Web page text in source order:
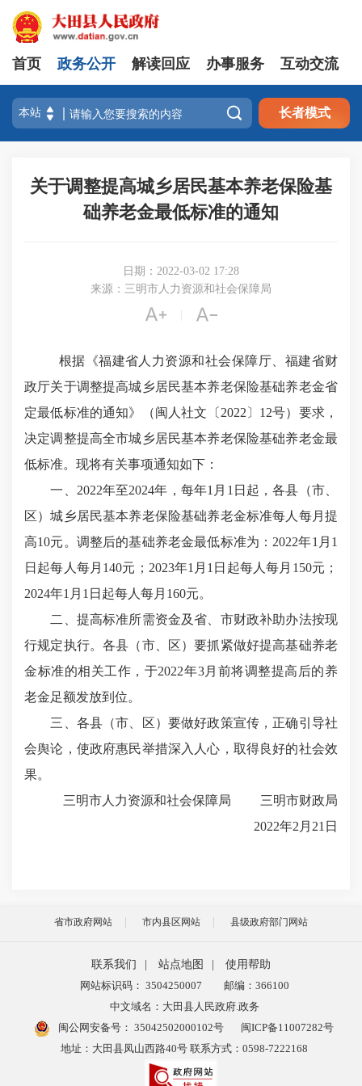
首页 政务公开 解读回应 办事服务 互动交流
 长者模式
关于调整提高城乡居民基本养老保险基
础养老金最低标准的通知
日期：2022-03-02 17:28
来源：三明市人力资源和社会保障局
 
根据《福建省人力资源和社会保障厅、福建省财
政厅关于调整提高城乡居民基本养老保险基础养老金省
定最低标准的通知》（闽人社文〔 2022〕12号）要求，
决定调整提高全市城乡居民基本养老保险基础养老金最
低标准。现将有关事项通知如下：
一、 2022年至2024年，每年1月1日起，各县（市、
区）城乡居民基本养老保险基础养老金标准每人每月提
高10元。调整后的基础养老金最低标准为：2022年1月1
日起每人每月140元；2023年1月1日起每人每月150元；
2024年1月1日起每人每月160元。
二、提高标准所需资金及省、市财政补助办法按现
行规定执行。各县（市、区）要抓紧做好提高基础养老
金标准的相关工作，于2022年3月前将调整提高后的养
老金足额发放到位。
三、各县（市、区）要做好政策宣传，正确引导社
会舆论，使政府惠民举措深入人心，取得良好的社会效
果。
三明市人力资源和社会保障局
三明市财政局
2022年2月21日
省市政府网站 市内县区网站 县级政府部门网站
联系我们 站点地图
使用帮助
网站标识码： 3504250007
邮编：366100
中文域名：大田县人民政府.政务
闽公网安备号： 35042502000102号
闽ICP备11007282号
地址：大田县凤山西路40号 联系方式：0598-7222168